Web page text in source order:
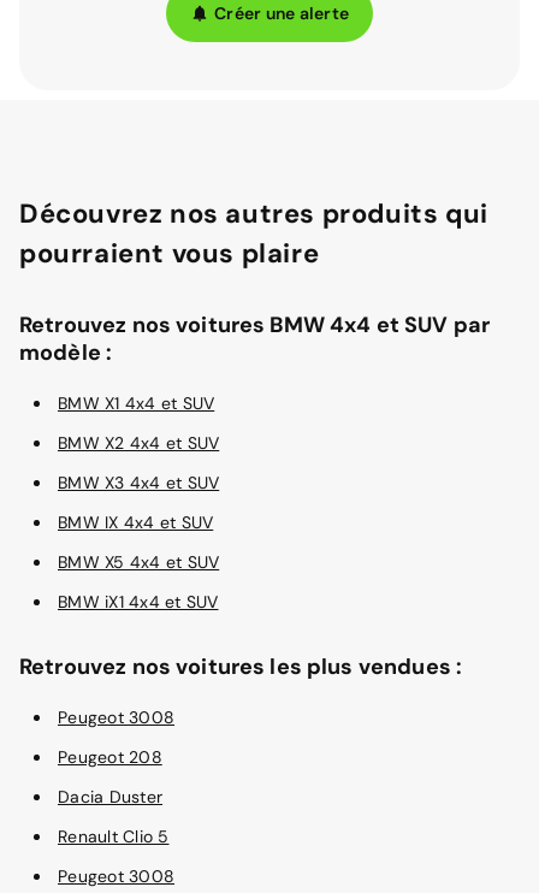
Créer une alerte
Découvrez nos autres produits qui
pourraient vous plaire
Retrouvez nos voitures BMW 4x4 et SUV par
modèle :
BMW X1 4x4 et SUV
BMW X2 4x4 et SUV
BMW X3 4x4 et SUV
BMW IX 4x4 et SUV
BMW X5 4x4 et SUV
BMW iX1 4x4 et SUV
Retrouvez nos voitures les plus vendues :
Peugeot 3008
Peugeot 208
Dacia Duster
Renault Clio 5
Peugeot 3008